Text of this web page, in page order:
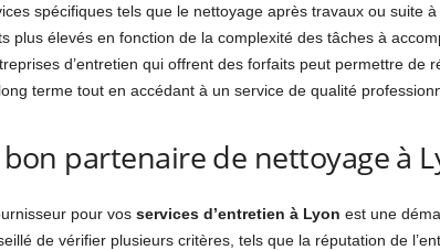
spécifiques tels que le nettoyage après travaux ou suite
plus élevés en fonction de la complexité des tâches à
d’entretien qui offrent des forfaits peut permettre de
terme tout en accédant à un service de qualité
partenaire de nettoyage à
pour vos services d’entretien à Lyon est une
de vérifier plusieurs critères, tels que la réputation de